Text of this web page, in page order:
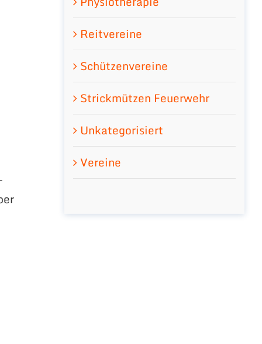
Reitvereine
Schützenvereine
Strickmützen Feuerwehr
Unkategorisiert
Vereine